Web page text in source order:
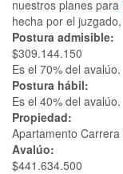
nuestros planes para
hecha por el
Postura admisible:
$309.144.150
Es el 70% del avalúo.
Postura hábil:
Es el 40% del avalúo.
Propiedad:
Apartamento
Avalúo:
$441.634.500